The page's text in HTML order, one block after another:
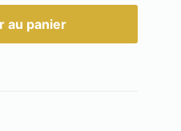
au panier